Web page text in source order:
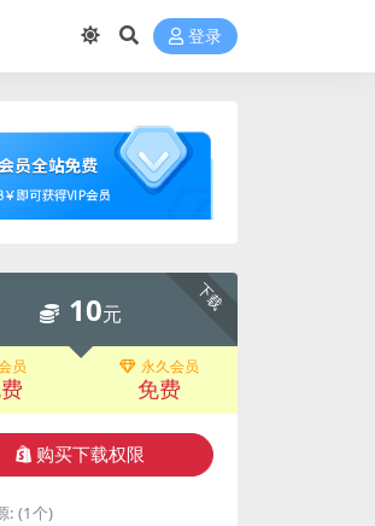
登录
下载
10元
员 永久会员
免费
购买下载权限
: (1个)